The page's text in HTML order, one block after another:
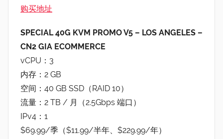
购买地址
SPECIAL 40G KVM PROMO V5 – LOS ANGELES –
CN2 GIA ECOMMERCE
vCPU：3
内存：2 GB
空间：40 GB SSD（RAID 10）
流量：2 TB / 月（2.5Gbps 端口）
IPv4：1
$69.99/季（$11.99/半年、$229.99/年）